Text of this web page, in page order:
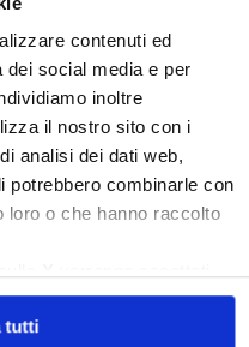
contenuti ed
dei social media e per
inoltre
il nostro sito con i
analisi dei dati web,
potrebbero combinarle con
loro o che hanno raccolto
tutti
a Confedilizia